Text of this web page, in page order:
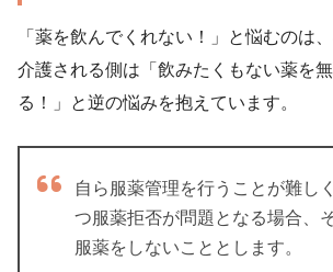
「薬を飲んでくれない！」と悩むのは
介護される側は「飲みたくもない薬を
る！」と逆の悩みを抱えています。
自ら服薬管理を行うことが難し
つ服薬拒否が問題となる場合、
服薬をしないこととします。